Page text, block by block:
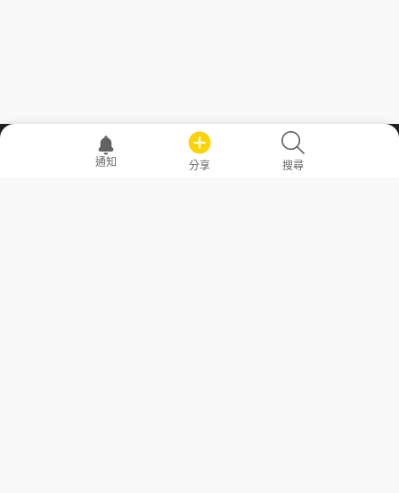
職場透明化運動
通知 分享 搜尋